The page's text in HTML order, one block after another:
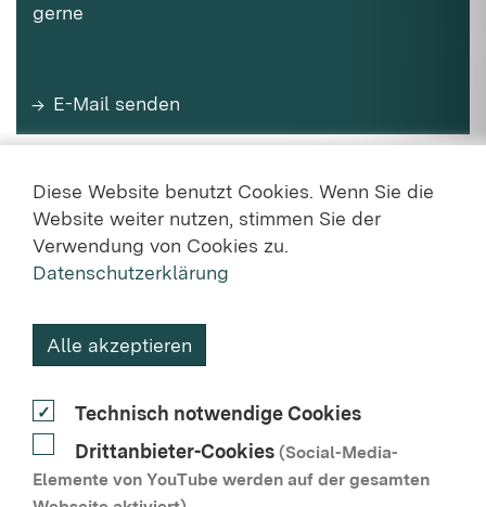
gerne
E-Mail senden
DATENSCHUTZ
NUTZUNGSVEREINBARUNG
BARRIEREFREIHEIT
Diese Website benutzt Cookies. Wenn Sie die
Website weiter nutzen, stimmen Sie der
Verwendung von Cookies zu.
Datenschutzerklärung
Alle akzeptieren
Technisch notwendige Cookies
Drittanbieter-Cookies (Social-Media-
Elemente von YouTube werden auf der gesamten